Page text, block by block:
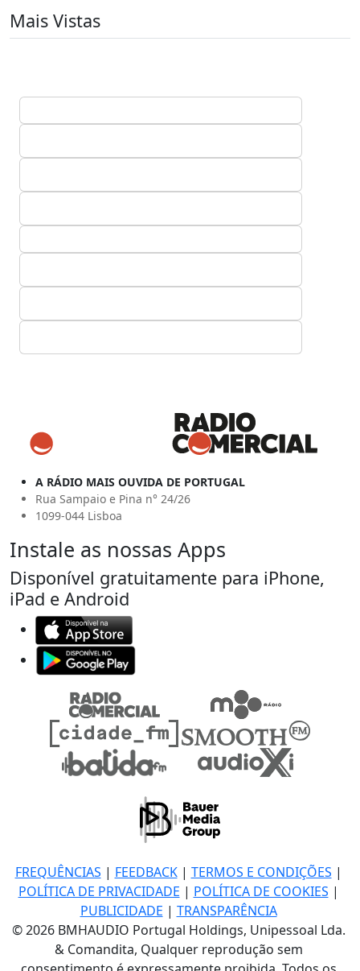
Mais Vistas
A RÁDIO MAIS OUVIDA DE PORTUGAL
Rua Sampaio e Pina n° 24/26
1099-044 Lisboa
Instale as nossas Apps
Disponível gratuitamente para iPhone,
iPad e Android
FREQUÊNCIAS | FEEDBACK| TERMOS E CONDIÇÕES |
POLÍTICA DE PRIVACIDADE | POLÍTICA DE COOKIES |
PUBLICIDADE | TRANSPARÊNCIA
© 2026 BMHAUDIO Portugal Holdings, Unipessoal Lda.
& Comandita, Qualquer reprodução sem